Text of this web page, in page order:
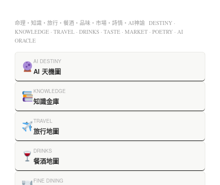
命理・知識・旅行・餐酒・品味・市場・詩情・AI神諭 DESTINY ·
KNOWLEDGE · TRAVEL · DRINKS · TASTE · MARKET · POETRY · AI
ORACLE
AI DESTINY
AI 天機圖
KNOWLEDGE
知識金庫
TRAVEL
旅行地圖
DRINKS
餐酒地圖
FINE DINING